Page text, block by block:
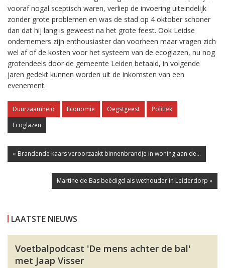
vooraf nogal sceptisch waren, verliep de invoering uiteindelijk
zonder grote problemen en was de stad op 4 oktober schoner
dan dat hij lang is geweest na het grote feest. Ook Leidse
ondernemers zijn enthousiaster dan voorheen maar vragen zich
wel af of de kosten voor het systeem van de ecoglazen, nu nog
grotendeels door de gemeente Leiden betaald, in volgende
jaren gedekt kunnen worden uit de inkomsten van een
evenement.
Duurzaamheid Economie Oegstgeest
Politiek
Ecoglazen
« Brandende kaars veroorzaakt binnenbrandje in woning aan de...
Martine de Bas beëdigd als wethouder in Leiderdorp »
LAATSTE NIEUWS
Voetbalpodcast 'De mens achter de bal'
met Jaap Visser